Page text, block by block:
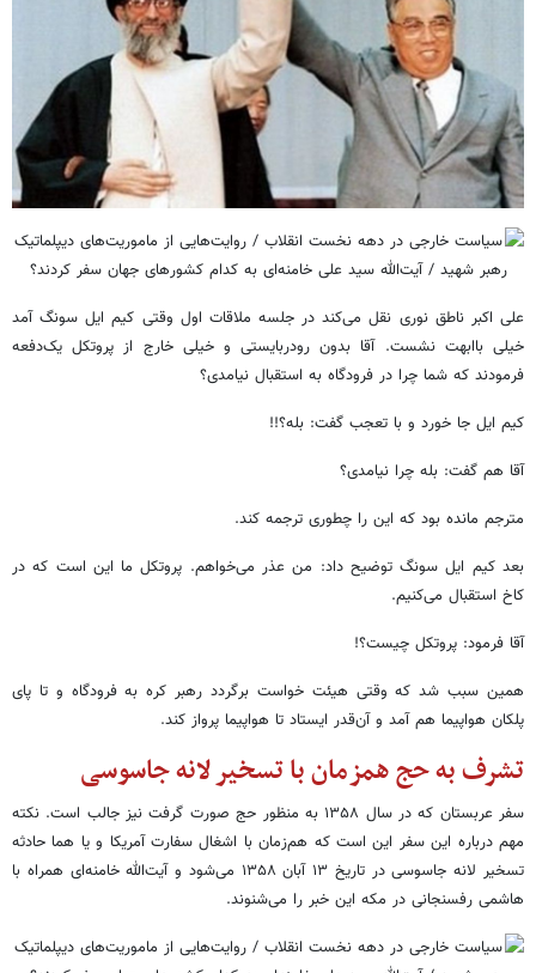
علی اکبر ناطق نوری نقل می‌کند در جلسه ملاقات اول وقتی کیم ایل سونگ آمد
خیلی باابهت نشست. آقا بدون رودربایستی و خیلی خارج از پروتکل یک‌دفعه
فرمودند که شما چرا در فرودگاه به استقبال نیامدی؟
کیم ایل جا خورد و با تعجب گفت: بله؟!!
آقا هم گفت: بله چرا نیامدی؟
مترجم مانده بود که این را چطوری ترجمه کند.
بعد کیم ایل سونگ توضیح داد: من عذر می‌خواهم. پروتکل ما این است که در
کاخ استقبال می‌کنیم.
آقا فرمود: پروتکل چیست؟!
همین سبب شد که وقتی هیئت خواست برگردد رهبر کره به فرودگاه و تا پای
پلکان هواپیما هم آمد و آن‌قدر ایستاد تا هواپیما پرواز کند.
تشرف به حج همزمان با تسخیر لانه جاسوسی
سفر عربستان که در سال ۱۳۵۸ به منظور حج صورت گرفت نیز جالب است. نکته
مهم درباره این سفر این است که هم‌زمان با اشغال سفارت آمریکا و یا هما حادثه
تسخیر لانه جاسوسی در تاریخ ۱۳ آبان ۱۳۵۸ می‌شود و آیت‌الله خامنه‌ای همراه با
هاشمی رفسنجانی در مکه این خبر را می‌شنوند.